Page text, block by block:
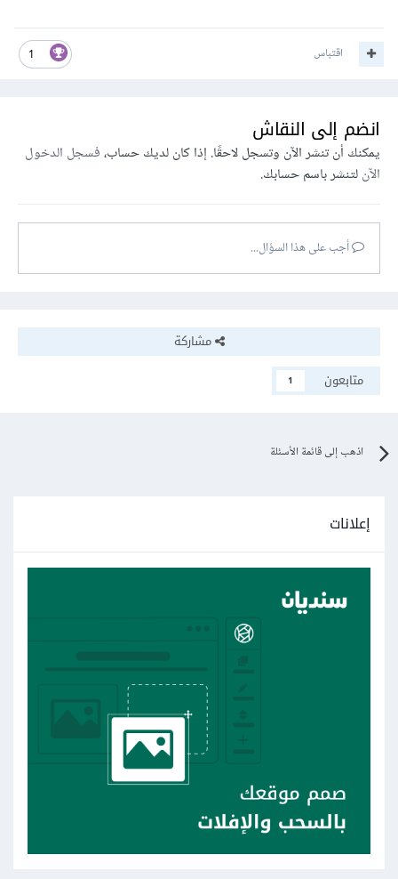
1 اقتباس
انضم إلى النقاش
يمكنك أن تنشر الآن وتسجل لاحقًا. إذا كان لديك حساب،فسجل الدخول
الآنلتنشر باسم حسابك.
أجب على هذا السؤال...
مشاركة
متابعون
1
اذهب إلى قائمة الأسئلة
إعلانات